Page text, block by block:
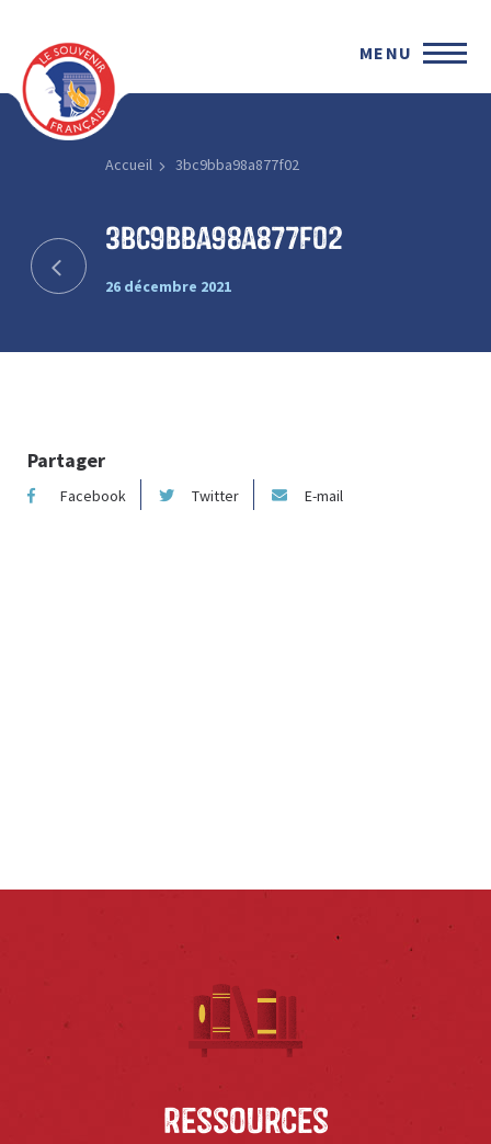
MENU
Accueil 3bc9bba98a877f02
3bc9bba98a877f02
26 décembre 2021
Partager
Facebook Twitter E-mail
Ressources